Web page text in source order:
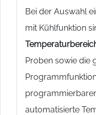
Bei der Auswahl
mit Kühlfunktion
Proben sowie die
automatisierte